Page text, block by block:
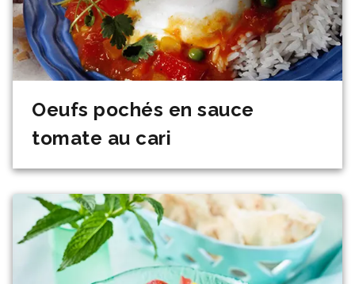
Oeufs pochés en sauce
tomate au cari